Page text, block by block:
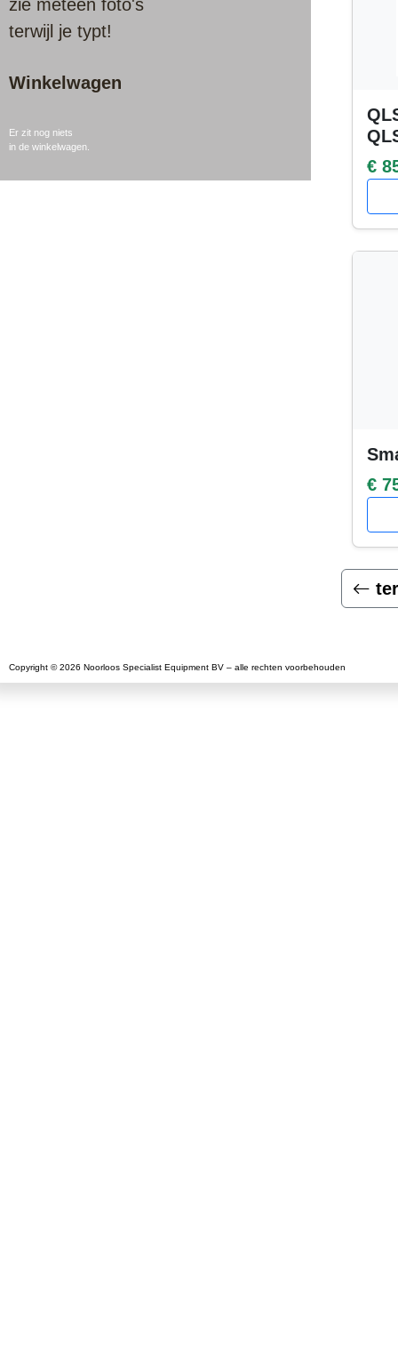
zie meteen foto's
terwijl je typt!
Winkelwagen
Er zit nog niets
in de winkelwagen.
€
€
Copyright © 2026 Noorloos Specialist Equipment BV – alle rechten voorbehouden